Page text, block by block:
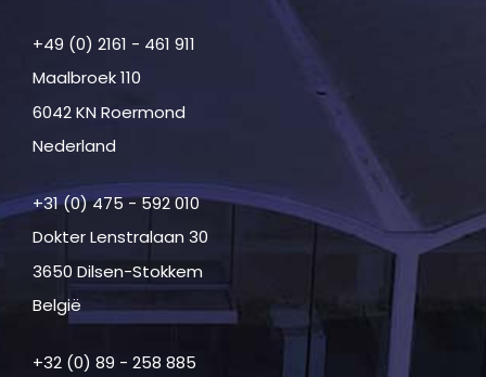
+49 (0) 2161 - 461 911
Maalbroek 110
6042 KN Roermond
Nederland
+31 (0) 475 - 592 010
Dokter Lenstralaan 30
3650 Dilsen-Stokkem
België
+32 (0) 89 - 258 885